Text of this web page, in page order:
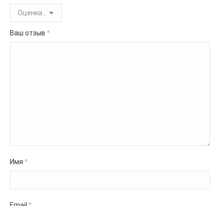
Ваш отзыв *
Имя *